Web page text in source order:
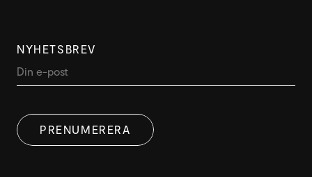
NYHETSBREV
PRENUMERERA